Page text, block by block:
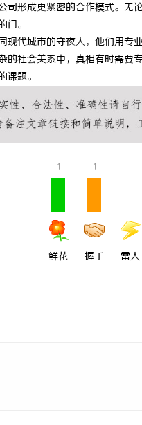
司形成更紧密的合作模式。
门。
现代城市的守夜人，他们用
的社会关系中，真相有时需
课题。
1
鲜花
1
握手 雷人
安徽刑事辩护律师：为